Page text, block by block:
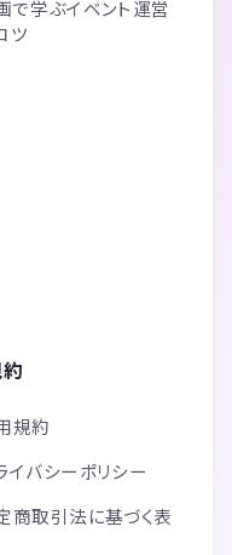
で学ぶイベント運営
ツ
規約
イバシーポリシー
商取引法に基づく表